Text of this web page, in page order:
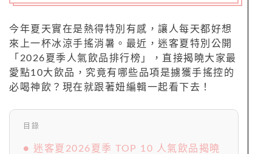
今年夏天實在是熱得特別有感，讓人每天都好想
來上一杯冰涼手搖消暑。最近，迷客夏特別公開
「2026夏季人氣飲品排行榜」，直接揭曉大家最
愛點10大飲品，究竟有哪些品項是擄獲手搖控的
必喝神飲？現在就跟著妞編輯一起看下去！
目錄
● 迷客夏2026夏季 TOP 10 人氣飲品揭曉